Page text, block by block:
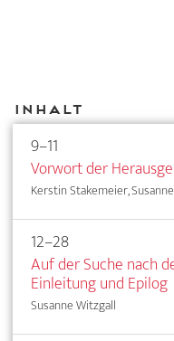
Inhalt
9–11
Vorwort der
Kerstin Stakemeier,
12–28
Auf der Suche nach
Einleitung und Epilog
Susanne Witzgall